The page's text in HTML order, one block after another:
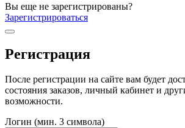
Вы еще не зарегистрированы?
Зарегистрироваться
Регистрация
После регистрации на сайте вам будет
состояния заказов, личный кабинет и
возможности.
Логин (мин. 3 символа)